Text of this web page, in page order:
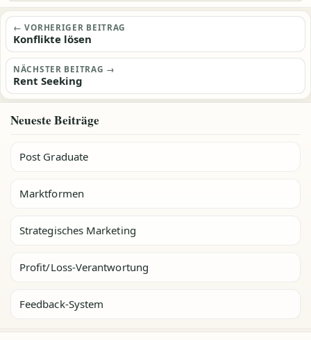
Beitragsnavigation
← VORHERIGER BEITRAG
Konflikte lösen
NÄCHSTER BEITRAG →
Rent Seeking
Neueste Beiträge
Post Graduate
Marktformen
Strategisches Marketing
Profit/Loss-Verantwortung
Feedback-System